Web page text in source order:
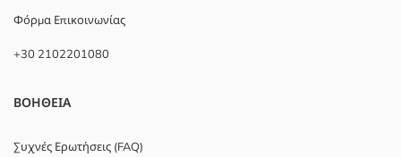
Φόρμα Επικοινωνίας
+30 2102201080
ΒΟΗΘΕΙΑ
Συχνές Ερωτήσεις (FAQ)